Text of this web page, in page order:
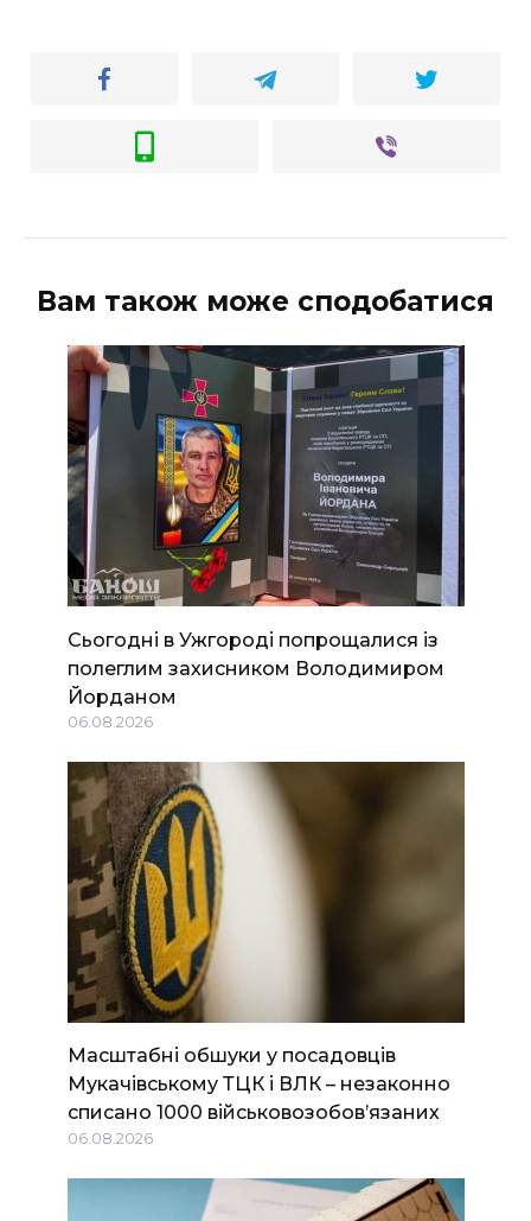
Вам також може сподобатися
Сьогодні в Ужгороді попрощалися із
полеглим захисником Володимиром
Йорданом
06.08.2026
Масштабні обшуки у посадовців
Мукачівському ТЦК і ВЛК – незаконно
списано 1000 військовозобов’язаних
06.08.2026